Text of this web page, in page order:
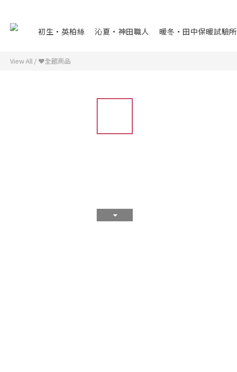
初生・英柏絲 沁夏・神田職人 暖冬・田中保暖試驗所
View All / ❤全館商品